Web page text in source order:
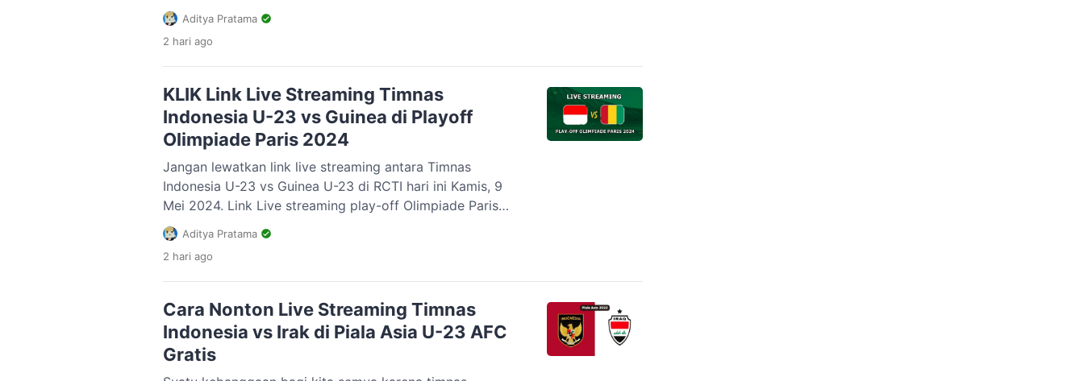
streaming di Vision+ mulai pukul 18.30 malam WIB.
Indonesia secara dramatis lolos ke babak 16 Besar Piala
Asia 2023. Skuad Garuda lolos setelah mendapat
‘bantuan’ dari Kirgistan, yang bermain imbang 1-1 lawan
Oman. […]
Aditya Pratama
2 hari ago
KLIK Link Live Streaming Timnas
Indonesia U-23 vs Guinea di Playoff
Olimpiade Paris 2024
Jangan lewatkan link live streaming antara Timnas
Indonesia U-23 vs Guinea U-23 di RCTI hari ini Kamis, 9
Mei 2024. Link Live streaming play-off Olimpiade Paris
2024 tersebut bisa diakses melalui link dibawah artikel ini.
Pertandingan nanti malam diprediksikan banyak pihak
menjadi laga yang paling sengit untuk kedua tim.
Pasalnya, pertandingan nanti itu sebagai wakil […]
Aditya Pratama
2 hari ago
Cara Nonton Live Streaming Timnas
Indonesia vs Irak di Piala Asia U-23 AFC
Gratis